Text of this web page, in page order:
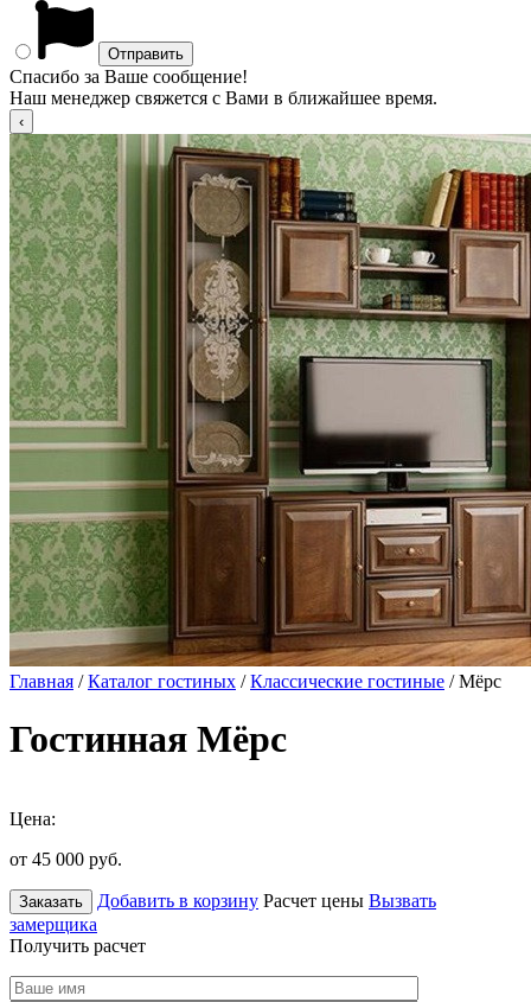
Спасибо за Ваше сообщение!
Наш менеджер свяжется с Вами в ближайшее время.
Главная /Каталог гостиных /Классические гостиные / Мёрс
Гостинная Мёрс
Цена:
от 45 000 руб.
Заказать Добавить в корзину Расчет цены Вызвать
замерщика
Получить расчет